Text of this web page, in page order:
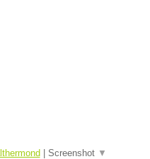
Screenshot ▼